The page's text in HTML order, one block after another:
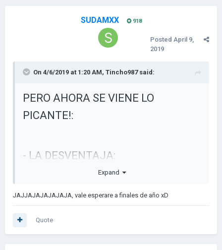
SUDAMXX 918
Posted April 9,
2019
On 4/6/2019 at 1:20 AM, Tincho987said:
PERO AHORA SE VIENE LO
PICANTE!:
- LA DESVENTAJA:
Lo más probable esque todo esto, tanta propuesta, tanta
más...
Expand
JAJJAJAJAJAJAJA, vale esperare a finales de año xD
Quote